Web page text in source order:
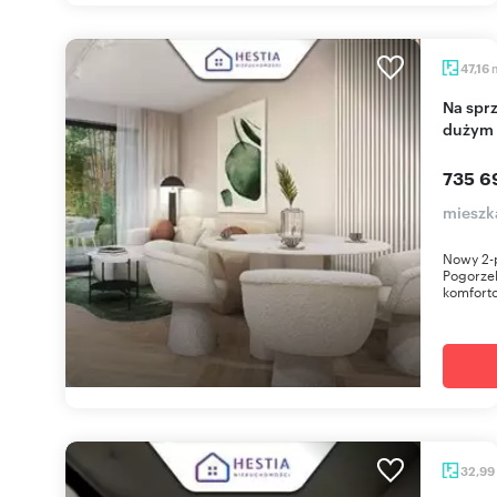
47,16
Na sprzedaż nowoczesny apartament 47 m² z
dużym
735
Nowy
32,99